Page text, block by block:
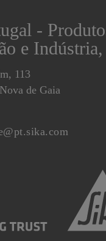
-
e
113
de Gaia